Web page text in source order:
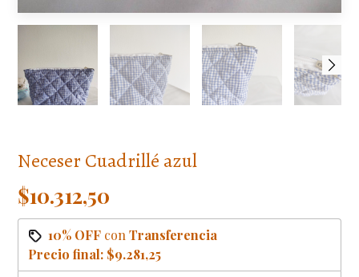
Neceser Cuadrillé azul
$10.312,50
10% OFF conTransferencia
Precio final: $9.281,25